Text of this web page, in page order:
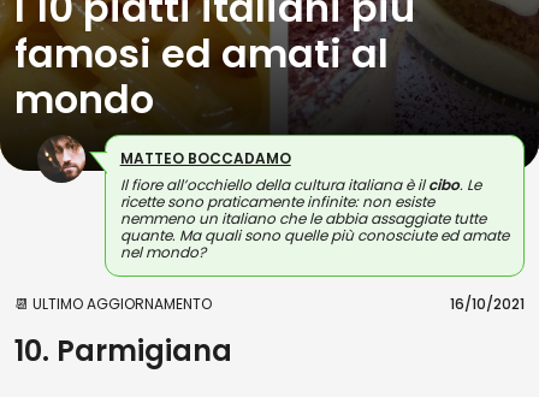
famosi ed amati al
mondo
MATTEO BOCCADAMO
Il fiore all’occhiello della cultura italiana è ilcibo. Le
ricette sono praticamente infinite: non esiste
nemmeno un italiano che le abbia assaggiate tutte
quante. Ma quali sono quelle più conosciute ed amate
nel mondo?
📆 ULTIMO AGGIORNAMENTO 16/10/2021
10. Parmigiana